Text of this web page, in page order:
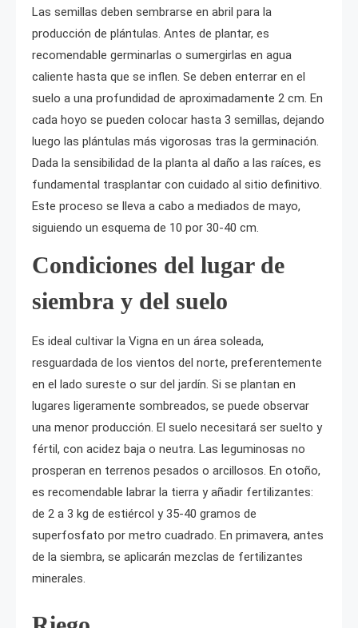
Las semillas deben sembrarse en abril para la
producción de plántulas. Antes de plantar, es
recomendable germinarlas o sumergirlas en agua
caliente hasta que se inflen. Se deben enterrar en el
suelo a una profundidad de aproximadamente 2 cm. En
cada hoyo se pueden colocar hasta 3 semillas, dejando
luego las plántulas más vigorosas tras la germinación.
Dada la sensibilidad de la planta al daño a las raíces, es
fundamental trasplantar con cuidado al sitio definitivo.
Este proceso se lleva a cabo a mediados de mayo,
siguiendo un esquema de 10 por 30-40 cm.
Condiciones del lugar de
siembra y del suelo
Es ideal cultivar la Vigna en un área soleada,
resguardada de los vientos del norte, preferentemente
en el lado sureste o sur del jardín. Si se plantan en
lugares ligeramente sombreados, se puede observar
una menor producción. El suelo necesitará ser suelto y
fértil, con acidez baja o neutra. Las leguminosas no
prosperan en terrenos pesados o arcillosos. En otoño,
es recomendable labrar la tierra y añadir fertilizantes:
de 2 a 3 kg de estiércol y 35-40 gramos de
superfosfato por metro cuadrado. En primavera, antes
de la siembra, se aplicarán mezclas de fertilizantes
minerales.